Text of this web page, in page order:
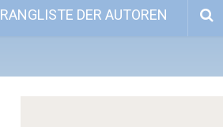
RANGLISTE DER AUTOREN